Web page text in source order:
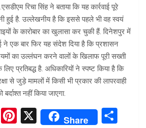
रिचा सिंह ने बताया कि यह कार्रवाई पूरे
हुई है. उल्लेखनीय है कि इससे पहले भी वह स्वयं
के कारोबार का खुलासा कर चुकी हैं. दिनेशपुर में
ने एक बार फिर यह संदेश दिया है कि प्रशासन
का उल्लंघन करने वालों के खिलाफ पूरी सख्ती
प्रतिबद्ध है. अधिकारियों ने स्पष्ट किया है कि
से जुड़े मामलों में किसी भी प्रकार की लापरवाही
नहीं किया जाएगा.
W
Pi X Share